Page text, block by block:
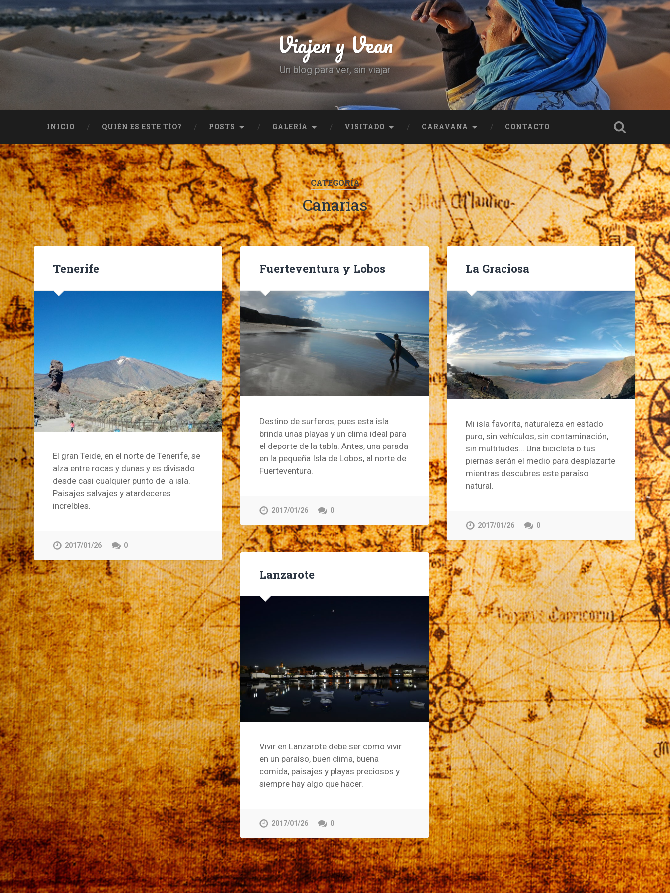
Viajen y Vean
Un blog para ver, sin viajar
INICIO QUIÉN ES ESTE TÍO? POSTS GALERÍA VISITADO CARAVANA CONTACTO
CATEGORÍA
Canarias
Tenerife
El gran Teide, en el norte de Tenerife, se
alza entre rocas y dunas y es divisado
desde casi cualquier punto de la isla.
Paisajes salvajes y atardeceres
increíbles.
2017/01/26 0
Fuerteventura y Lobos
Destino de surferos, pues esta isla
brinda unas playas y un clima ideal para
el deporte de la tabla. Antes, una parada
en la pequeña Isla de Lobos, al norte de
Fuerteventura.
2017/01/26 0
La Graciosa
Mi isla favorita, naturaleza en estado
puro, sin vehículos, sin contaminación,
sin multitudes… Una bicicleta o tus
piernas serán el medio para desplazarte
mientras descubres este paraíso
natural.
2017/01/26 0
Lanzarote
Vivir en Lanzarote debe ser como vivir
en un paraíso, buen clima, buena
comida, paisajes y playas preciosos y
siempre hay algo que hacer.
2017/01/26 0